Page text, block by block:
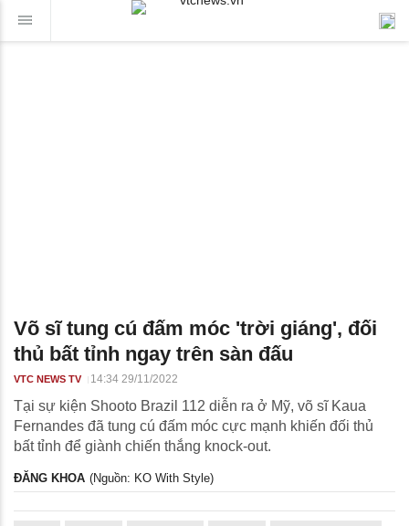
Võ sĩ tung cú đấm móc 'trời giáng', đối
thủ bất tỉnh ngay trên sàn đấu
VTC NEWS TV 14:34 29/11/2022
Tại sự kiện Shooto Brazil 112 diễn ra ở Mỹ, võ sĩ Kaua
Fernandes đã tung cú đấm móc cực mạnh khiến đối thủ
bất tỉnh để giành chiến thắng knock-out.
ĐĂNG KHOA (Nguồn: KO With Style)